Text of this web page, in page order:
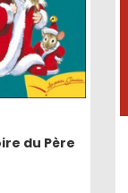
du Père